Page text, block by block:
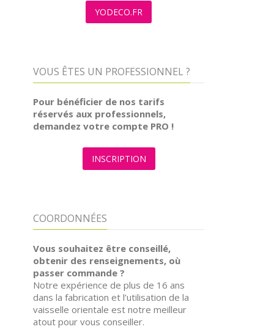
YODECO.FR
VOUS ÊTES UN PROFESSIONNEL ?
Pour bénéficier de nos tarifs
réservés aux professionnels,
demandez votre compte PRO !
INSCRIPTION
COORDONNÉES
Vous souhaitez être conseillé,
obtenir des renseignements, où
passer commande ?
Notre expérience de plus de 16 ans
dans la fabrication et l’utilisation de la
vaisselle orientale est notre meilleur
atout pour vous conseiller.